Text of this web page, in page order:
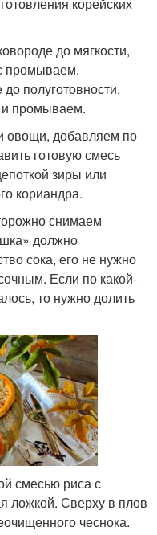
корейских
до мягкости,
промываем,
полуготовности.
промываем.
овощи, добавляем по
готовую смесь
зиры или
кориандра.
снимаем
должно
сока, его не нужно
Если по какой-
то нужно долить
смесью риса с
ложкой. Сверху в плов
чеснока.